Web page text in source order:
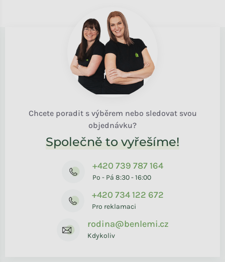
Chcete poradit s výběrem nebo sledovat svou
objednávku?
Společně to vyřešíme!
+420 739 787 164
Po - Pá 8:30 - 16:00
+420 734 122 672
Pro reklamaci
rodina@benlemi.cz
Kdykoliv